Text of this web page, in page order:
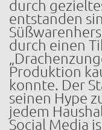
durch
entstanden
durch einen
Produktion
konnte. Der
seinen Hype
jedem
Social Media